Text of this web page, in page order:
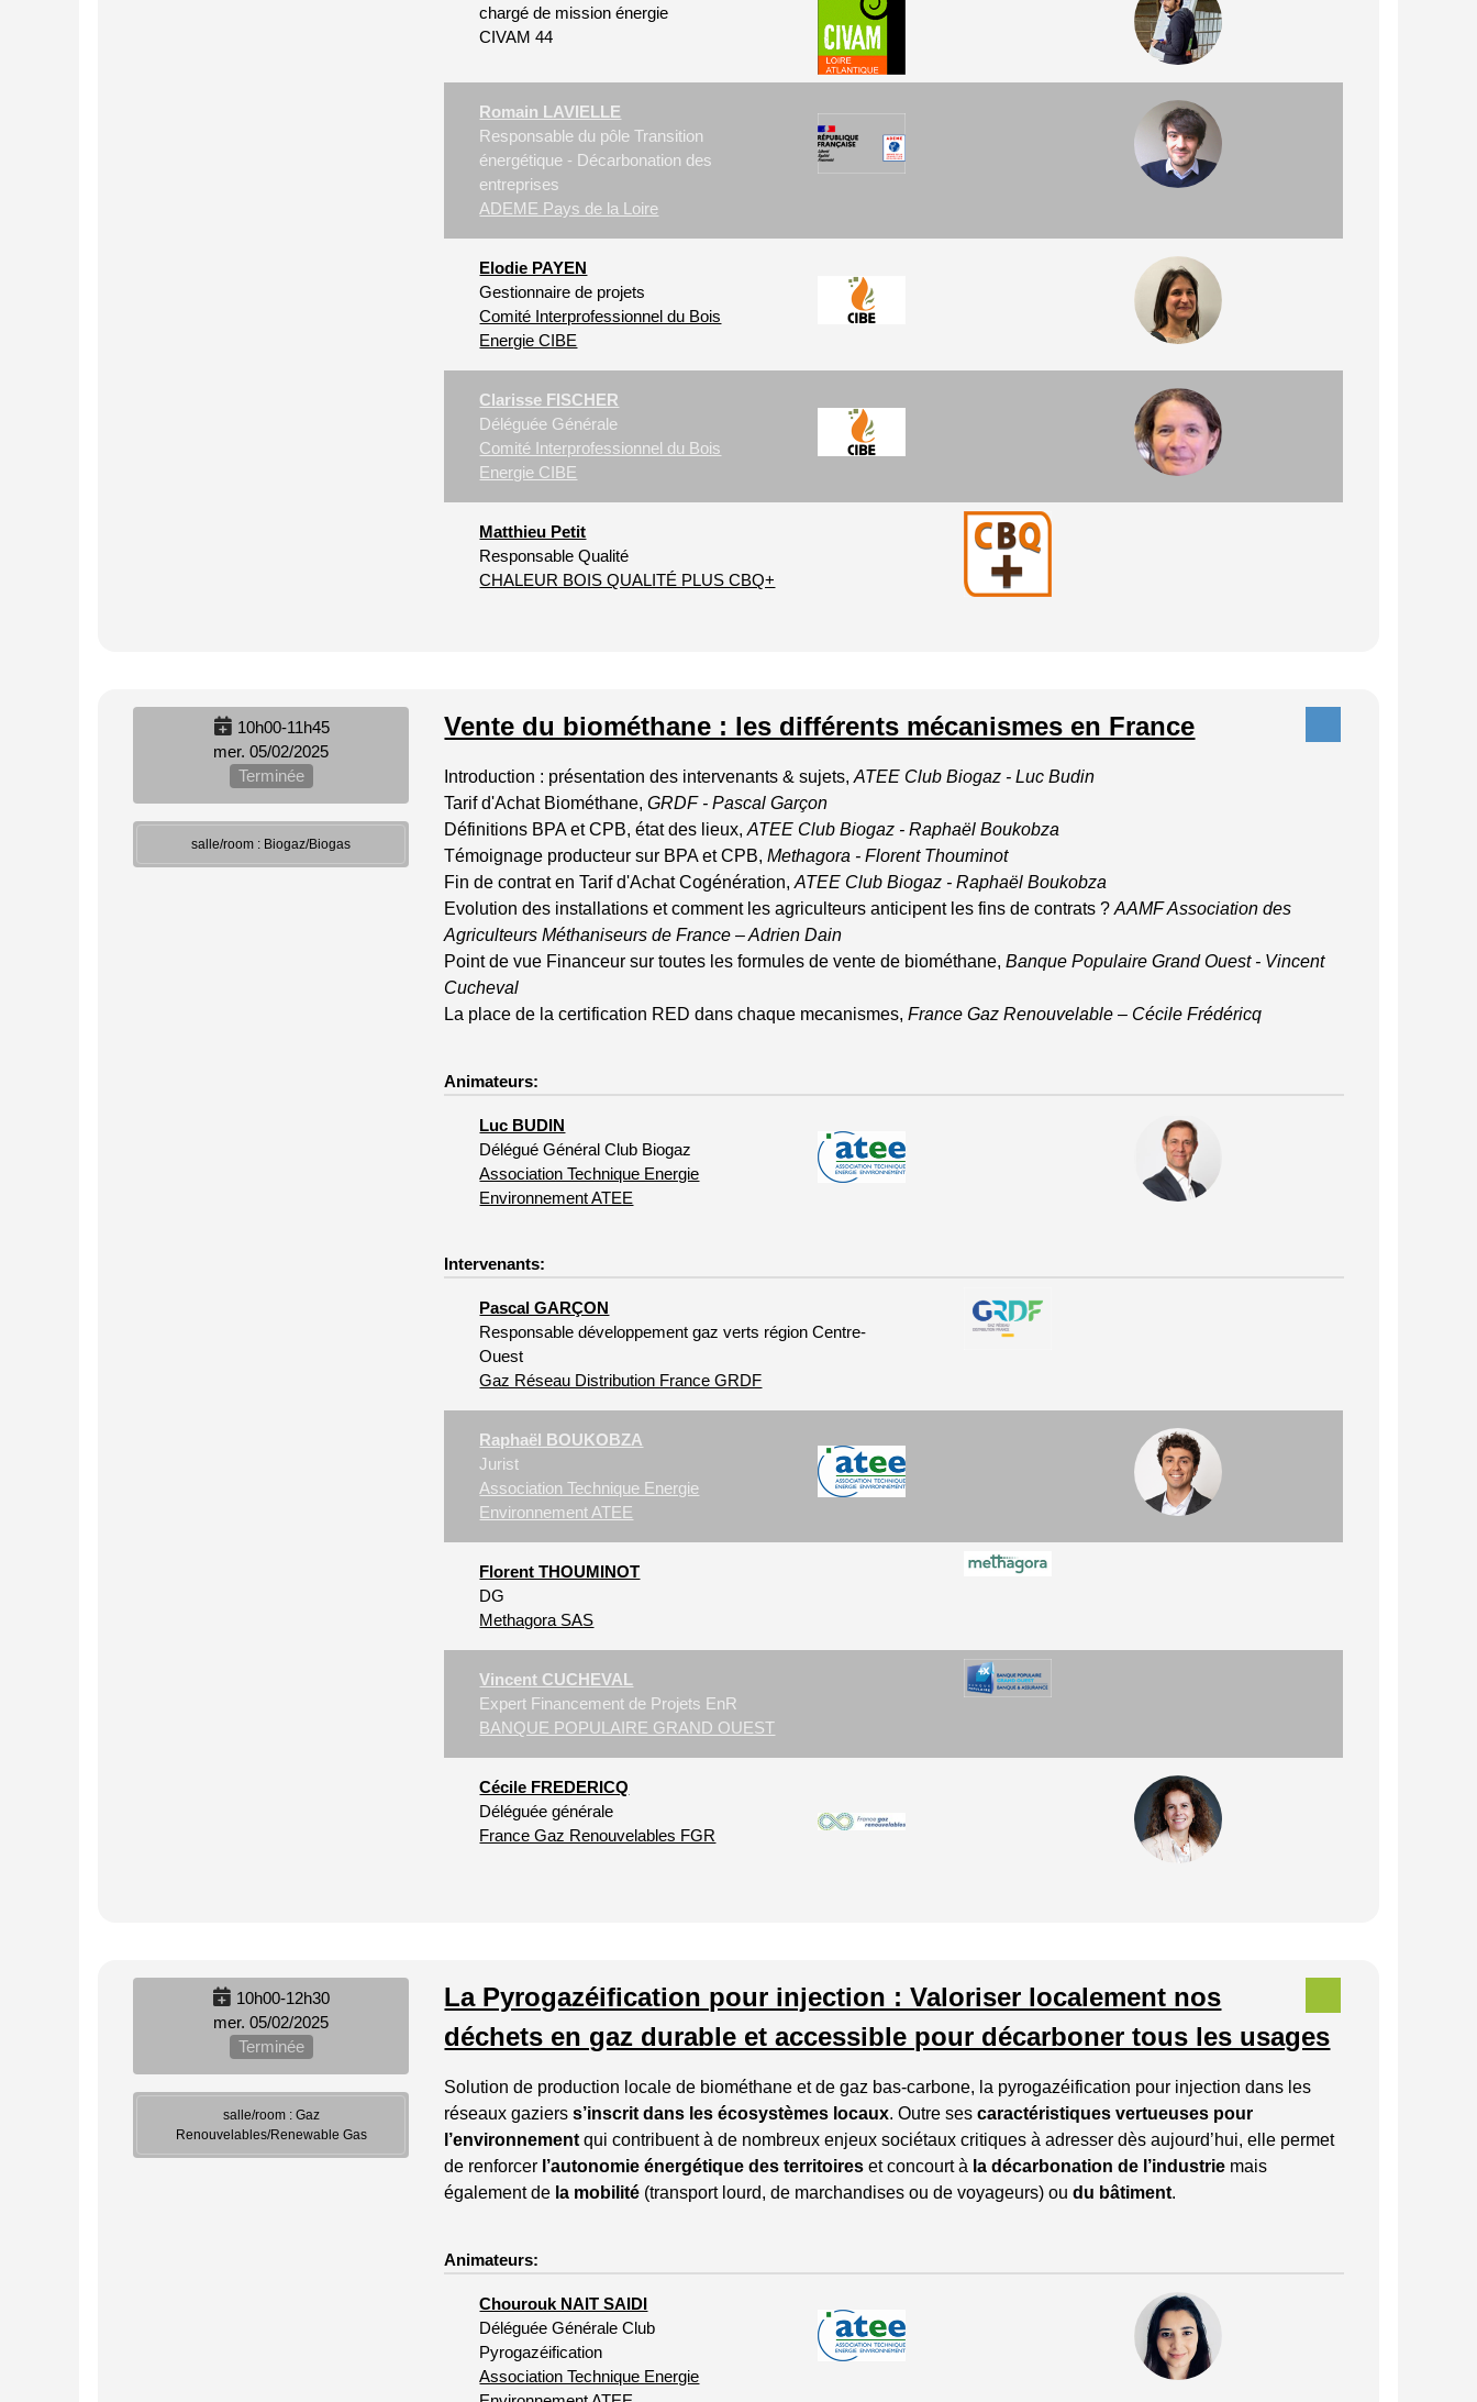
chargé de mission énergie
CIVAM 44
Romain LAVIELLE
Responsable du pôle Transition
énergétique - Décarbonation des
entreprises
ADEME Pays de la Loire
Elodie PAYEN
Gestionnaire de projets
Comité Interprofessionnel du Bois
Energie CIBE
Clarisse FISCHER
Déléguée Générale
Comité Interprofessionnel du Bois
Energie CIBE
Matthieu Petit
Responsable Qualité
CHALEUR BOIS QUALITÉ PLUS CBQ+
10h00-11h45
mer. 05/02/2025
Terminée
salle/room : Biogaz/Biogas
Vente du biométhane : les différents mécanismes en France
Introduction : présentation des intervenants & sujets,ATEE Club Biogaz - Luc Budin
Tarif d'Achat Biométhane,GRDF - Pascal Garçon
Définitions BPA et CPB, état des lieux,ATEE Club Biogaz - Raphaël Boukobza
Témoignage producteur sur BPA et CPB,Methagora - Florent Thouminot
Fin de contrat en Tarif d'Achat Cogénération,ATEE Club Biogaz - Raphaël Boukobza
Evolution des installations et comment les agriculteurs anticipent les fins de contrats ?AAMF Association des
Agriculteurs Méthaniseurs de France – Adrien Dain
Point de vue Financeur sur toutes les formules de vente de biométhane,Banque Populaire Grand Ouest - Vincent
Cucheval
La place de la certification RED dans chaque mecanismes,France Gaz Renouvelable – Cécile Frédéricq
Animateurs:
Luc BUDIN
Délégué Général Club Biogaz
Association Technique Energie
Environnement ATEE
Intervenants:
Pascal GARÇON
Responsable développement gaz verts région Centre-
Ouest
Gaz Réseau Distribution France GRDF
Raphaël BOUKOBZA
Jurist
Association Technique Energie
Environnement ATEE
Florent THOUMINOT
DG
Methagora SAS
Vincent CUCHEVAL
Expert Financement de Projets EnR
BANQUE POPULAIRE GRAND OUEST
Cécile FREDERICQ
Déléguée générale
France Gaz Renouvelables FGR
10h00-12h30
mer. 05/02/2025
Terminée
salle/room : Gaz
Renouvelables/Renewable Gas
La Pyrogazéification pour injection : Valoriser localement nos
déchets en gaz durable et accessible pour décarboner tous les usages
Solution de production locale de biométhane et de gaz bas-carbone, la pyrogazéification pour injection dans les
réseaux gazierss’inscrit dans les écosystèmes locaux. Outre sescaractéristiques vertueuses pour
l’environnementqui contribuentà de nombreux enjeux sociétaux critiques à adresser dès aujourd’hui, elle permet
de renforcer l’autonomie énergétique des territoireset concourt à la décarbonation de l’industrie mais
également de la mobilité (transport lourd, de marchandises ou de voyageurs) oudu bâtiment.
Animateurs:
Chourouk NAIT SAIDI
Déléguée Générale Club
Pyrogazéification
Association Technique Energie